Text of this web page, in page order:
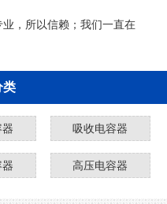
，所以信赖；我们一直在
类
吸收电容器
高压电容器